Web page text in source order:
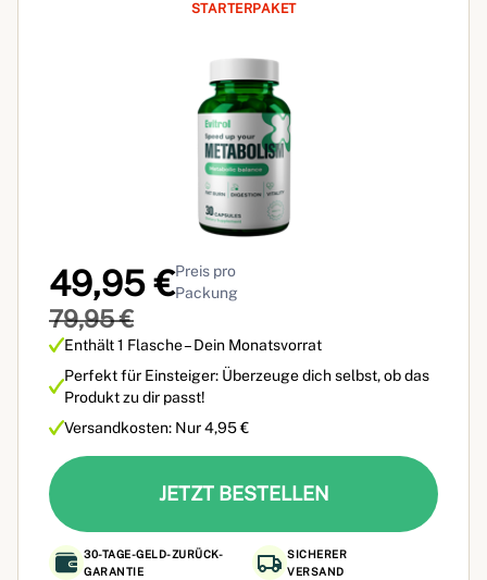
STARTERPAKET
49,95 €Preis pro
Packung
79,95 €
Enthält 1 Flasche – Dein Monatsvorrat
Perfekt für Einsteiger: Überzeuge dich selbst, ob das
Produkt zu dir passt!
Versandkosten: Nur 4,95 €
JETZT BESTELLEN
30-TAGE-GELD-ZURÜCK-
GARANTIE
SICHERER
VERSAND